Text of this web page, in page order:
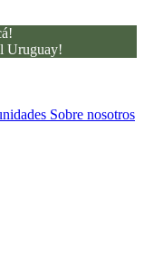
Uruguay!
Sobre nosotros